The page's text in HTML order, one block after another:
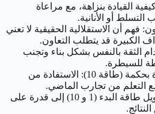
القيادة بنزاهة، مع مراعاة
التسلط أو الأنانية.
فهم أن الاستقلالية الحقيقية لا تعني
الكبيرة قد يتطلب التعاون.
الثقة بالنفس بشكل بناء وتجنب
للسيطرة.
احتضان البدايات الجديدة بحكمة (طاقة 10): الاستفادة من
التعلم من تجارب الماضي.
المثابرة حتى النهاية: تحويل طاقة البدء (1 و 10) إلى قدرة على